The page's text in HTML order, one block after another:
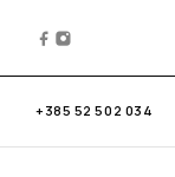
+385 52 502 034